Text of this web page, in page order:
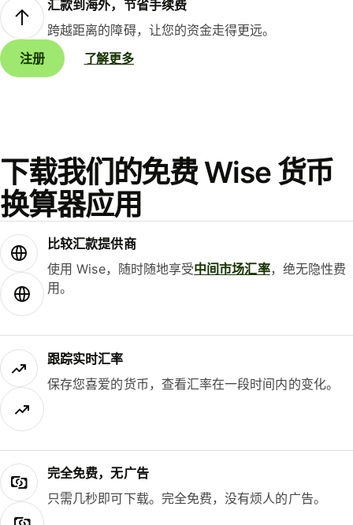
汇款到海外，节省手续费
跨越距离的障碍，让您的资金走得更远。
注册
了解更多
下载我们的免费 Wise 货币
换算器应用
比较汇款提供商
使用 Wise，随时随地享受中间市场汇率，绝无隐性费
用。
跟踪实时汇率
保存您喜爱的货币，查看汇率在一段时间内的变化。
完全免费，无广告
只需几秒即可下载。完全免费，没有烦人的广告。